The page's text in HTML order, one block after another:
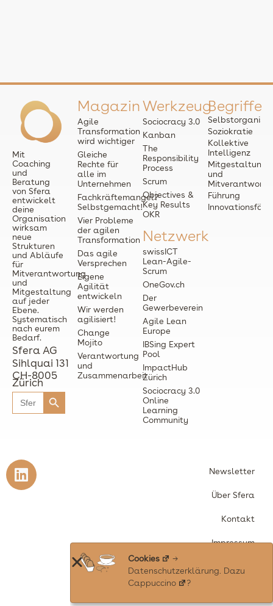
Mit
Coaching
und
Beratung
von Sfera
entwickelt
deine
Organisation
wirksam
neue
Strukturen
und Abläufe
für
Mitverantwortung
und
Mitgestaltung
auf jeder
Ebene.
Systematisch
nach eurem
Bedarf.
Sfera AG
Sihlquai 131
CH-8005
Zürich
Search
for:
Search Button
Magazin
Agile
Transformation
wird wichtiger
Gleiche
Rechte für
alle im
Unternehmen
Fachkräftemangel?
Selbstgemacht!
Vier Probleme
der agilen
Transformation
Das agile
Versprechen
Eigene
Agilität
entwickeln
Wir werden
agilisiert!
Change
Mojito
Verantwortung
und
Zusammenarbeit
Werkzeug
Sociocracy 3.0
Kanban
The
Responsibility
Process
Scrum
Objectives &
Key Results
OKR
Netzwerk
swissICT
Lean-Agile-
Scrum
OneGov.ch
Der
Gewerbeverein
Agile Lean
Europe
IBSing Expert
Pool
ImpactHub
Zürich
Sociocracy 3.0
Online
Learning
Community
Begriffe
Soziokratie
Kollektive
Intelligenz
Mitgestaltung
und
Führung
L
i
Newsletter
Über Sfera
Kontakt
Impressum
Datenschutz
Cookies
→
Datenschutzerklärung . Dazu
Cappuccino
?